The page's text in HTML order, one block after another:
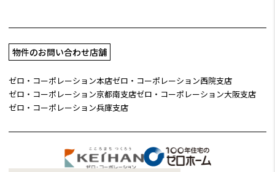
物件のお問い合わせ店舗
ゼロ・コーポレーション本店ゼロ・コーポレーション西院支店
ゼロ・コーポレーション京都南支店ゼロ・コーポレーション大阪支店
ゼロ・コーポレーション兵庫支店